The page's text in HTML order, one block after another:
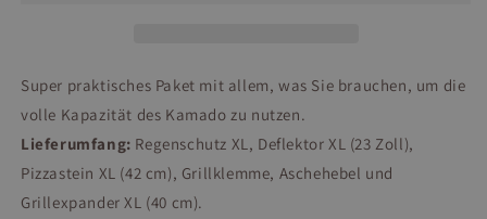
Super praktisches Paket mit allem, was Sie brauchen, um die
volle Kapazität des Kamado zu nutzen.
Lieferumfang: Regenschutz XL, Deflektor XL (23 Zoll),
Pizzastein XL (42 cm), Grillklemme, Aschehebel und
Grillexpander XL (40 cm).